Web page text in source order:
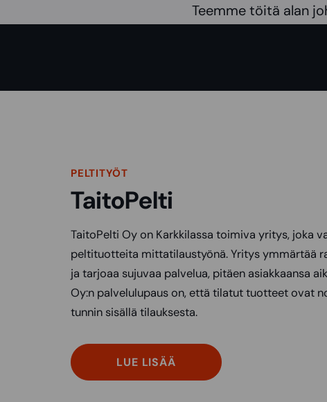
Teemme töitä alan
pääset tutustumaan
PELTITYÖT
TaitoPelti
TaitoPelti Oy on Karkkilassa toimiva yritys, joka
peltituotteita mittatilaustyönä. Yritys ymmärtää
ja tarjoaa sujuvaa palvelua, pitäen asiakkaansa
Oy:n palvelulupaus on, että tilatut tuotteet ovat
tunnin sisällä tilauksesta.
LUE LISÄÄ